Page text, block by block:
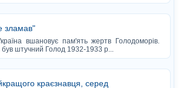
зламав"
вшановує пам'ять жертв Голодоморів.
штучний Голод 1932-1933 р...
краєзнавця, серед